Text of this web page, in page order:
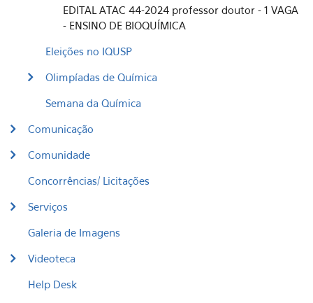
EDITAL ATAC 44-2024 professor doutor - 1 VAGA
- ENSINO DE BIOQUÍMICA
Eleições no IQUSP
Olimpíadas de Química
Semana da Química
Comunicação
Comunidade
Concorrências/ Licitações
Serviços
Galeria de Imagens
Videoteca
Help Desk